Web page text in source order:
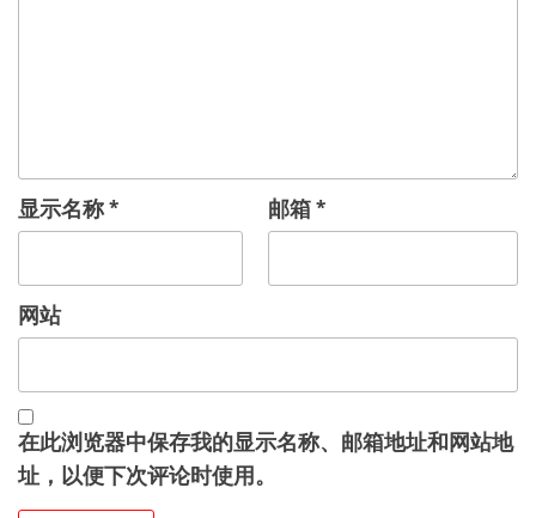
显示名称* 邮箱*
网站
在此浏览器中保存我的显示名称、邮箱地址和网站地
址，以便下次评论时使用。